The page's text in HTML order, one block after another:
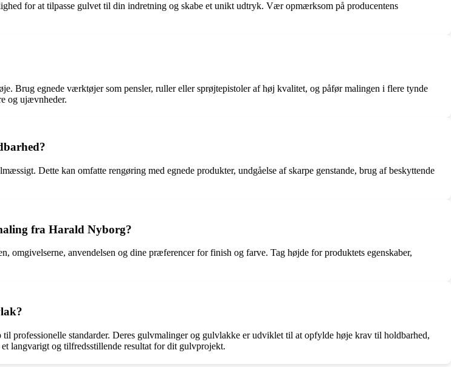
for at tilpasse gulvet til din indretning og skabe et unikt udtryk. Vær opmærksom på producentens
Brug egnede værktøjer som pensler, ruller eller sprøjtepistoler af høj kvalitet, og påfør malingen i flere tynde
og ujævnheder.
Dette kan omfatte rengøring med egnede produkter, undgåelse af skarpe genstande, brug af beskyttende
fra Harald Nyborg?
anvendelsen og dine præferencer for finish og farve. Tag højde for produktets egenskaber,
professionelle standarder. Deres gulvmalinger og gulvlakke er udviklet til at opfylde høje krav til holdbarhed,
langvarigt og tilfredsstillende resultat for dit gulvprojekt.